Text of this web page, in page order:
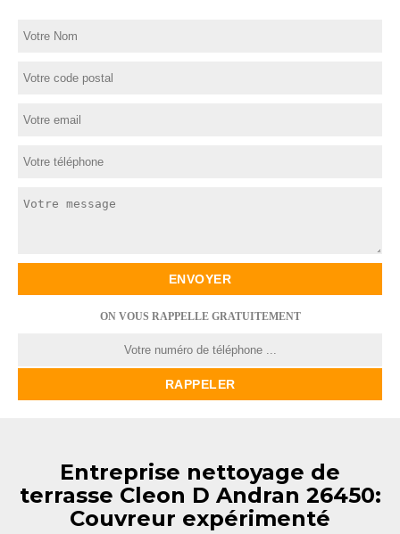
ON VOUS RAPPELLE GRATUITEMENT
Entreprise nettoyage de
terrasse Cleon D Andran 26450:
Couvreur expérimenté